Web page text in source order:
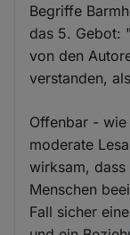
Begriffe
das 5. Gebot:
von den
verstanden,
Offenbar -
moderate
wirksam,
Menschen
Fall sicher